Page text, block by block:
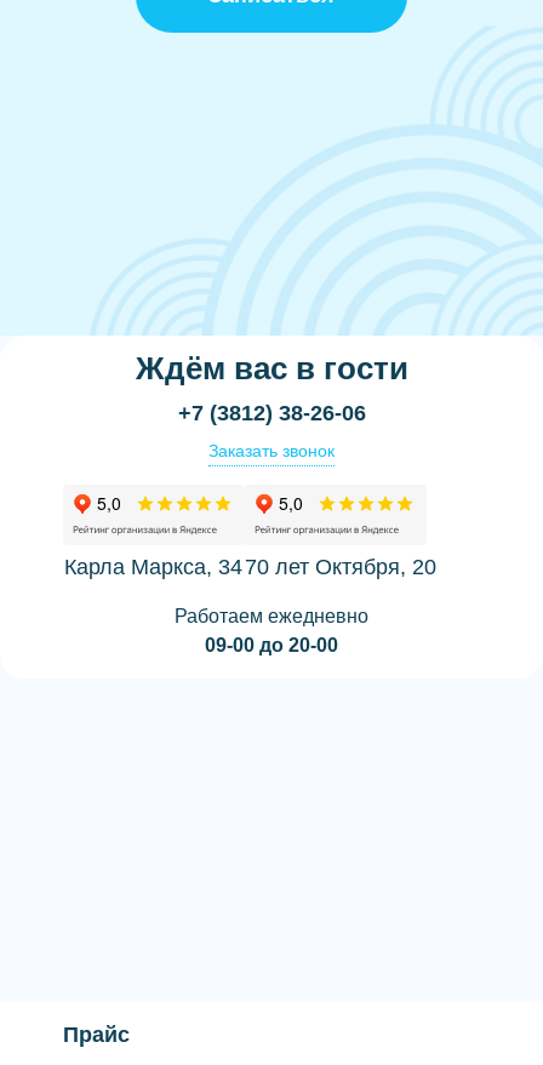
Ждём вас в гости
+7 (3812) 38-26-06
Заказать звонок
Карла Маркса, 3470 лет Октября, 20
Работаем ежедневно
09-00 до 20-00
Прайс